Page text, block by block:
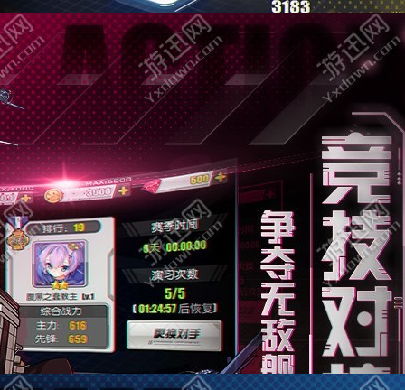
樱境物语E服精简版
夏色四叶草中文版